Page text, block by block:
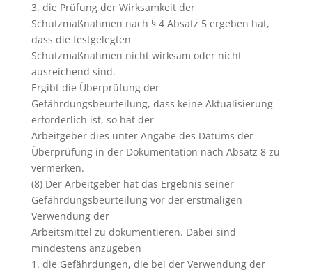
3. die Prüfung der Wirksamkeit der
Schutzmaßnahmen nach § 4 Absatz 5 ergeben hat,
dass die festgelegten
Schutzmaßnahmen nicht wirksam oder nicht
ausreichend sind.
Ergibt die Überprüfung der
Gefährdungsbeurteilung, dass keine Aktualisierung
erforderlich ist, so hat der
Arbeitgeber dies unter Angabe des Datums der
Überprüfung in der Dokumentation nach Absatz 8 zu
vermerken.
(8) Der Arbeitgeber hat das Ergebnis seiner
Gefährdungsbeurteilung vor der erstmaligen
Verwendung der
Arbeitsmittel zu dokumentieren. Dabei sind
mindestens anzugeben
1. die Gefährdungen, die bei der Verwendung der